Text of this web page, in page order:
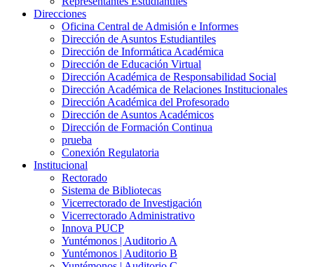
Direcciones
Oficina Central de Admisión e Informes
Dirección de Asuntos Estudiantiles
Dirección de Informática Académica
Dirección de Educación Virtual
Dirección Académica de Responsabilidad Social
Dirección Académica de Relaciones Institucionales
Dirección Académica del Profesorado
Dirección de Asuntos Académicos
Dirección de Formación Continua
prueba
Conexión Regulatoria
Institucional
Rectorado
Sistema de Bibliotecas
Vicerrectorado de Investigación
Vicerrectorado Administrativo
Innova PUCP
Yuntémonos | Auditorio A
Yuntémonos | Auditorio B